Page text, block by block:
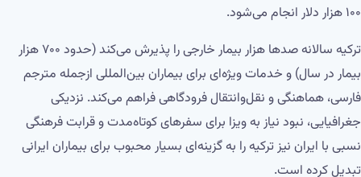
۱۰۰ هزار دلار انجام می‌شود.
ترکیه سالانه صدها هزار بیمار خارجی را پذیرش می‌کند (حدود ۷۰۰ هزار
بیمار در سال) و خدمات ویژه‌ای برای بیماران بین‌المللی ازجمله مترجم
فارسی، هماهنگی و نقل‌وانتقال فرودگاهی فراهم می‌کند. نزدیکی
جغرافیایی، نبود نیاز به ویزا برای سفرهای کوتاه‌مدت و قرابت فرهنگی
نسبی با ایران نیز ترکیه را به گزینه‌ای بسیار محبوب برای بیماران ایرانی
تبدیل کرده است.